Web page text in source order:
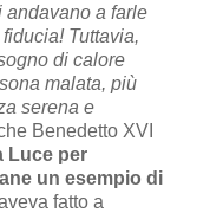
andavano a farle
Tuttavia,
di calore
malata, più
serena e
Benedetto XVI
Luce per
un esempio di
fatto a